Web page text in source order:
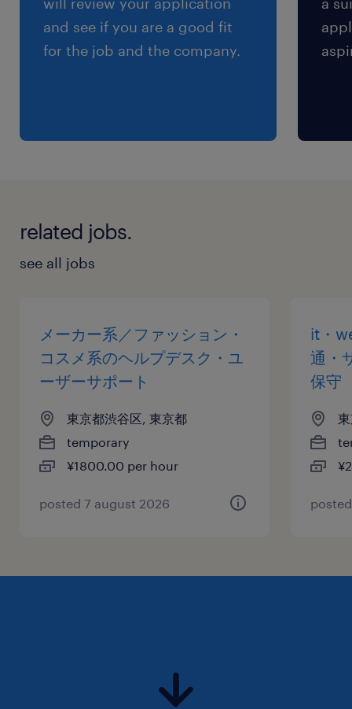
and see if you are a good fit
for the job and the company.
related jobs.
see all jobs
メーカー系／ファッション・
コスメ系のヘルプデスク・ユ
ーザーサポート
東京都渋谷区, 東京都
temporary
¥1800.00 per hour
posted 7 august 2026
it・
通・
保守